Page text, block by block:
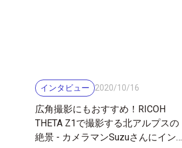
インタビュー 2020/10/16
広角撮影にもおすすめ！RICOH
THETA Z1で撮影する北アルプスの
絶景 - カメラマンSuzuさんにイン